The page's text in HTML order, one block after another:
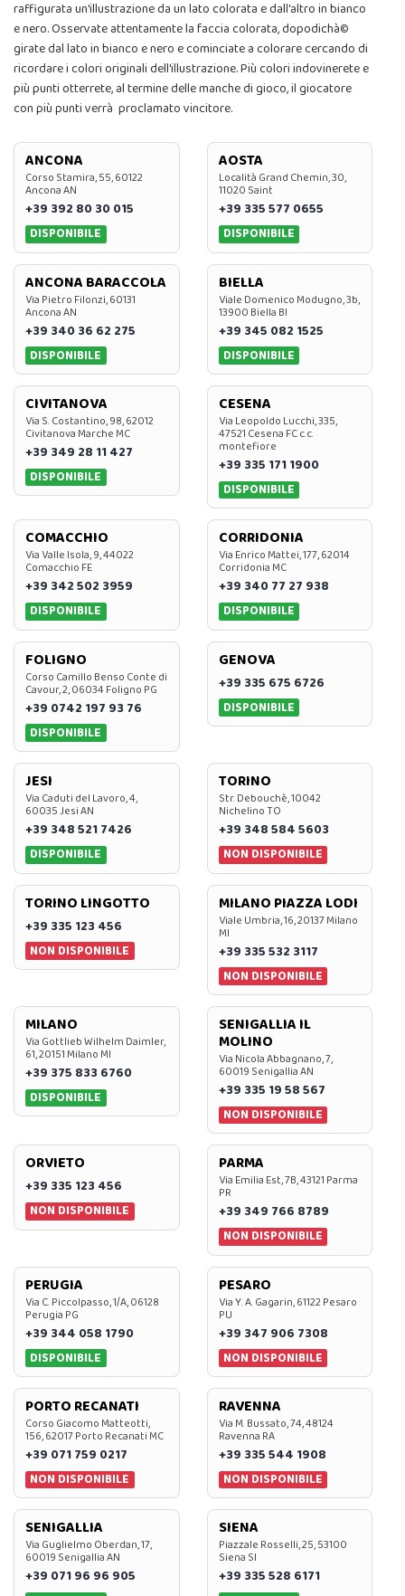
raffigurata un'illustrazione da un lato colorata e dall'altro in bianco
e nero. Osservate attentamente la faccia colorata, dopodichà©
girate dal lato in bianco e nero e cominciate a colorare cercando di
ricordare i colori originali dell'illustrazione. Più colori indovinerete e
più punti otterrete, al termine delle manche di gioco, il giocatore
con più punti verrà proclamato vincitore.
ANCONA
Corso Stamira, 55, 60122
Ancona AN
+39 392 80 30 015
DISPONIBILE
AOSTA
Località Grand Chemin, 30,
11020 Saint
+39 335 577 0655
DISPONIBILE
ANCONA BARACCOLA
Via Pietro Filonzi, 60131
Ancona AN
+39 340 36 62 275
DISPONIBILE
BIELLA
Viale Domenico Modugno, 3b,
13900 Biella BI
+39 345 082 1525
DISPONIBILE
CIVITANOVA
Via S. Costantino, 98, 62012
Civitanova Marche MC
+39 349 28 11 427
DISPONIBILE
CESENA
Via Leopoldo Lucchi, 335,
47521 Cesena FC c.c.
montefiore
+39 335 171 1900
DISPONIBILE
COMACCHIO
Via Valle Isola, 9, 44022
Comacchio FE
+39 342 502 3959
DISPONIBILE
CORRIDONIA
Via Enrico Mattei, 177, 62014
Corridonia MC
+39 340 77 27 938
DISPONIBILE
FOLIGNO
Corso Camillo Benso Conte di
Cavour, 2, 06034 Foligno PG
+39 0742 197 93 76
DISPONIBILE
GENOVA
+39 335 675 6726
DISPONIBILE
JESI
Via Caduti del Lavoro, 4,
60035 Jesi AN
+39 348 521 7426
DISPONIBILE
TORINO
Str. Debouchè, 10042
Nichelino TO
+39 348 584 5603
NON DISPONIBILE
TORINO LINGOTTO
+39 335 123 456
NON DISPONIBILE
MILANO PIAZZA LODI
Viale Umbria, 16, 20137 Milano
MI
+39 335 532 3117
NON DISPONIBILE
MILANO
Via Gottlieb Wilhelm Daimler,
61, 20151 Milano MI
+39 375 833 6760
DISPONIBILE
SENIGALLIA IL
MOLINO
Via Nicola Abbagnano, 7,
60019 Senigallia AN
+39 335 19 58 567
NON DISPONIBILE
ORVIETO
+39 335 123 456
NON DISPONIBILE
PARMA
Via Emilia Est, 7B, 43121 Parma
PR
+39 349 766 8789
NON DISPONIBILE
PERUGIA
Via C. Piccolpasso, 1/A, 06128
Perugia PG
+39 344 058 1790
DISPONIBILE
PESARO
Via Y. A. Gagarin, 61122 Pesaro
PU
+39 347 906 7308
NON DISPONIBILE
PORTO RECANATI
Corso Giacomo Matteotti,
156, 62017 Porto Recanati MC
+39 071 759 0217
NON DISPONIBILE
RAVENNA
Via M. Bussato, 74, 48124
Ravenna RA
+39 335 544 1908
NON DISPONIBILE
SENIGALLIA
Via Guglielmo Oberdan, 17,
60019 Senigallia AN
+39 071 96 96 905
SIENA
Piazzale Rosselli, 25, 53100
Siena SI
+39 335 528 6171